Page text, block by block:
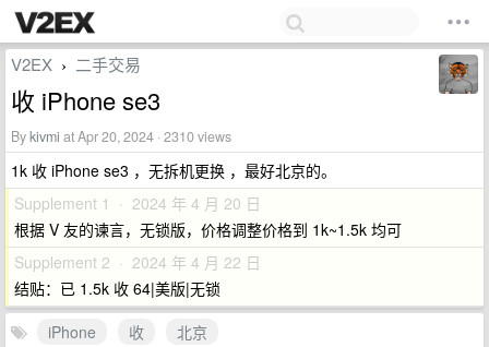
V2EX › 二手交易
收 iPhone se3
Bykivmi at Apr 20, 2024 · 2310 views
1k 收 iPhone se3 ，无拆机更换 ，最好北京的。
Supplement 1 · 2024 年 4 月 20 日
根据 V 友的谏言，无锁版，价格调整价格到 1k~1.5k 均可
Supplement 2 · 2024 年 4 月 22 日
结贴：已 1.5k 收 64|美版|无锁
iPhone
收
北京